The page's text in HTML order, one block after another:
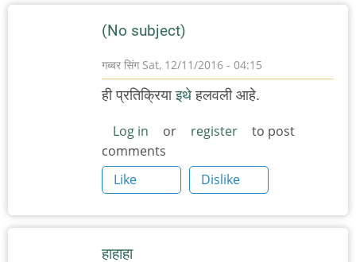
(No subject)
गब्बर सिंगSat, 12/11/2016 - 04:15
ही प्रतिक्रियाइथे हलवली आहे.
Log in or register
to post
comments
Like
Dislike
हाहाहा